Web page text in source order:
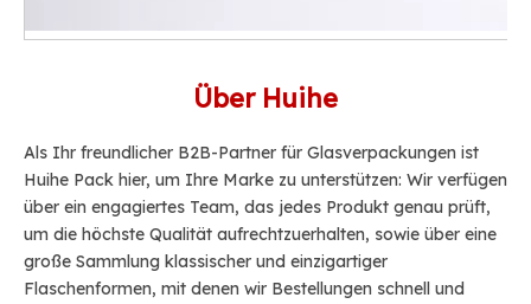
Über Huihe
Als Ihr freundlicher B2B-Partner für Glasverpackungen ist
Huihe Pack hier, um Ihre Marke zu unterstützen: Wir verfügen
über ein engagiertes Team, das jedes Produkt genau prüft,
um die höchste Qualität aufrechtzuerhalten, sowie über eine
große Sammlung klassischer und einzigartiger
Flaschenformen, mit denen wir Bestellungen schnell und